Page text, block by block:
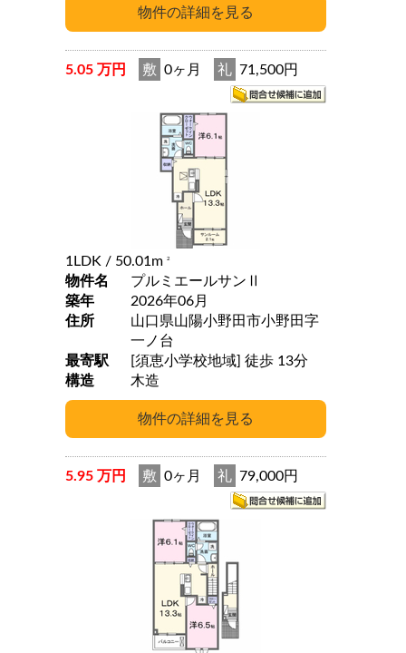
5.05 万円 敷 0ヶ月 礼 71,500円
1LDK / 50.01m 2
物件名
プルミエールサンⅡ
築年
2026年06月
住所
山口県山陽小野田市小野田字
一ノ台
最寄駅
[須恵小学校地域] 徒歩 13分
構造
木造
5.95 万円 敷 0ヶ月 礼 79,000円